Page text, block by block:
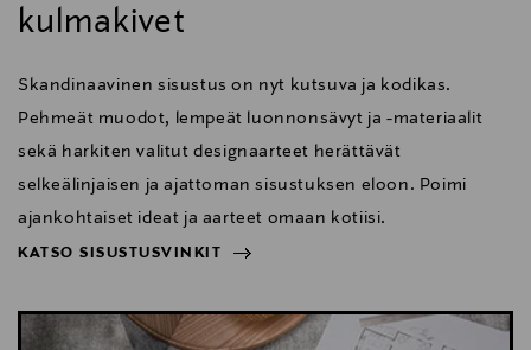
refleksikotelossa
- Kaiutinelementit: 6,5 midbasso Mica-vahvistetulla
- Taajuusvaste: 44 Hz - 40 kHz
- Jakotaajuus: 2500 Hz
- Suositeltu vahvistinteho per kanava: 20-150 W
- Impedanssi: yhteensopiva 4-8 Ohmin kaiuttimille
sopivien vahvistimien kanssa
kulmakivet
Skandinaavinen sisustus on nyt kutsuva ja kodikas.
Pehmeät muodot, lempeät luonnonsävyt ja -materiaalit
sekä harkiten valitut designaarteet herättävät
selkeälinjaisen ja ajattoman sisustuksen eloon. Poimi
ajankohtaiset ideat ja aarteet omaan kotiisi.
KATSO SISUSTUSVINKIT
KATSO SISUSTUSVINKIT